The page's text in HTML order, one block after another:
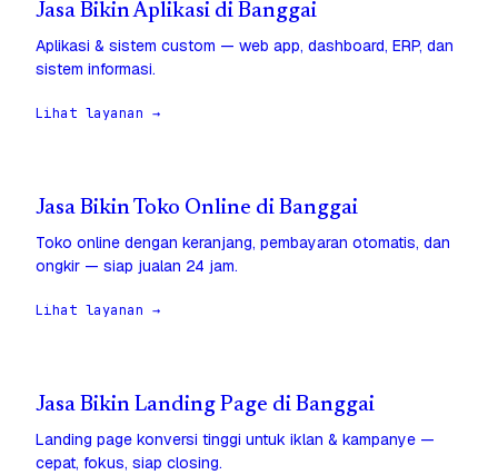
Jasa Bikin Aplikasi di Banggai
Aplikasi & sistem custom — web app, dashboard, ERP, dan
sistem informasi.
Lihat layanan →
Jasa Bikin Toko Online di Banggai
Toko online dengan keranjang, pembayaran otomatis, dan
ongkir — siap jualan 24 jam.
Lihat layanan →
Jasa Bikin Landing Page di Banggai
Landing page konversi tinggi untuk iklan & kampanye —
cepat, fokus, siap closing.